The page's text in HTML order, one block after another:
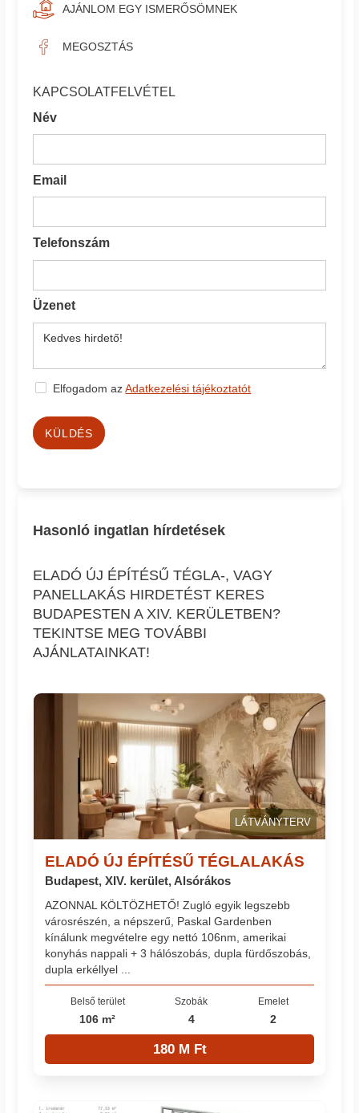
AJÁNLOM EGY ISMERŐSÖMNEK
MEGOSZTÁS
KAPCSOLATFELVÉTEL
Név
Email
Telefonszám
Üzenet
Elfogadom azAdatkezelési tájékoztatót
KÜLDÉS
Hasonló ingatlan hírdetések
ELADÓ ÚJ ÉPÍTÉSŰ TÉGLA-, VAGY
PANELLAKÁS HIRDETÉST KERES
BUDAPESTEN A XIV. KERÜLETBEN?
TEKINTSE MEG TOVÁBBI
AJÁNLATAINKAT!
LÁTVÁNYTERV
ELADÓ ÚJ ÉPÍTÉSŰ TÉGLALAKÁS
Budapest, XIV. kerület, Alsórákos
AZONNAL KÖLTÖZHETŐ! Zugló egyik legszebb
városrészén, a népszerű, Paskal Gardenben
kínálunk megvételre egy nettó 106nm, amerikai
konyhás nappali + 3 hálószobás, dupla fürdőszobás,
dupla erkéllyel ...
Belső terület
106 m²
Szobák
4
Emelet
2
180 M Ft